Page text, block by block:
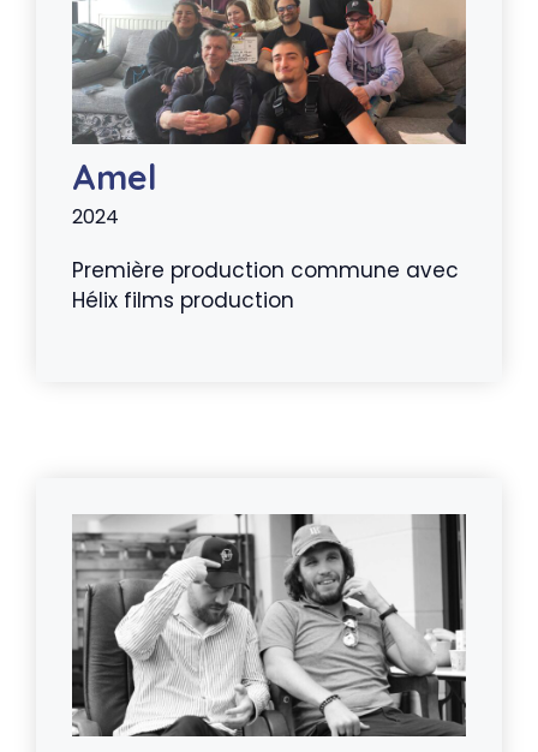
Amel
2024
Première production commune avec
Hélix films production